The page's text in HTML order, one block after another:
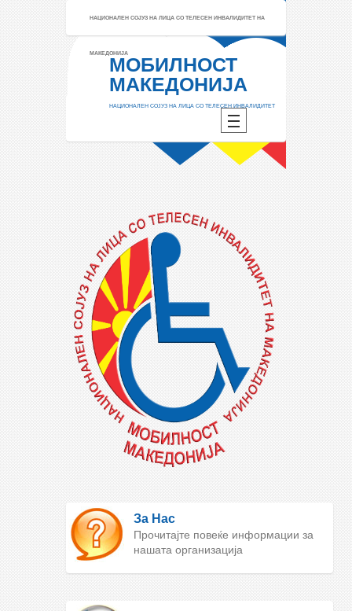
НАЦИОНАЛЕН СОЈУЗ НА ЛИЦА СО ТЕЛЕСЕН ИНВАЛИДИТЕТ НА
МАКЕДОНИЈА
МОБИЛНОСТ
МАКЕДОНИЈА
НАЦИОНАЛЕН СОЈУЗ НА ЛИЦА СО ТЕЛЕСЕН ИНВАЛИДИТЕТ
За Нас
Прочитајте повеќе информации за
нашата организација